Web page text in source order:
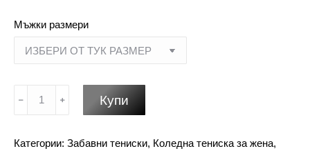
Мъжки размери
тениски
Купи
Категории: Забавни тениски, Коледна тениска за жена,